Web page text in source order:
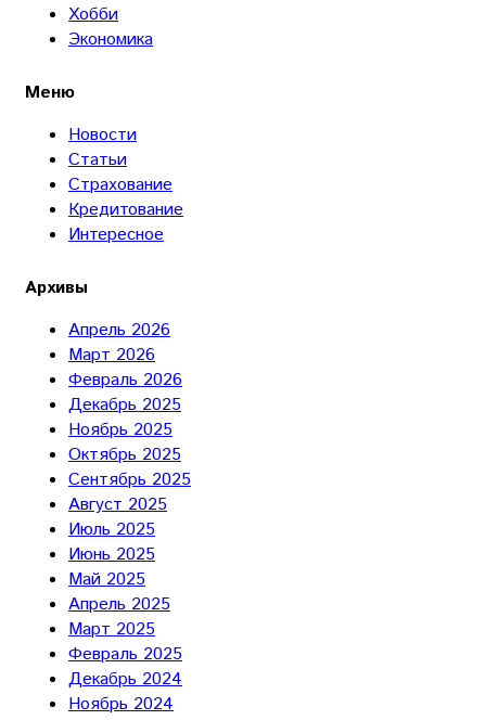
Хобби
Экономика
Меню
Новости
Статьи
Страхование
Кредитование
Интересное
Архивы
Апрель 2026
Март 2026
Февраль 2026
Декабрь 2025
Ноябрь 2025
Октябрь 2025
Сентябрь 2025
Август 2025
Июль 2025
Июнь 2025
Май 2025
Апрель 2025
Март 2025
Февраль 2025
Декабрь 2024
Ноябрь 2024